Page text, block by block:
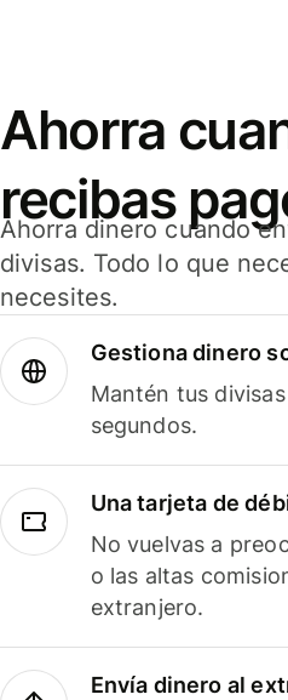
Ahorra
recibas
Ahorra dinero cuando
divisas. Todo lo que
necesites.
Gestiona dinero
Mantén tus
segundos.
Una tarjeta de
No vuelvas a
o las altas
extranjero.
Envía dinero al